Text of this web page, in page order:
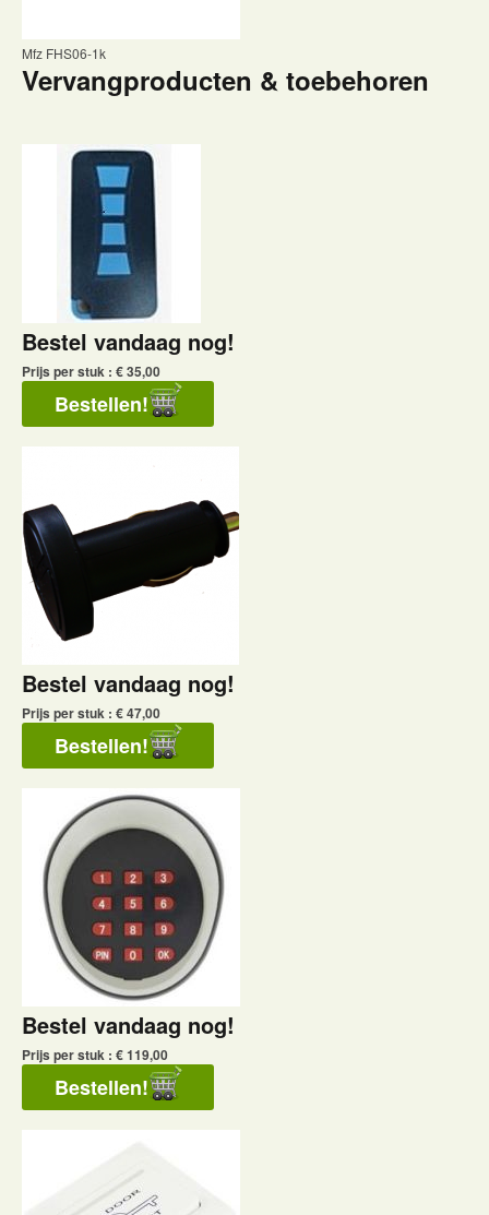
Mfz FHS06-1k
Vervangproducten & toebehoren
Bestel vandaag nog!
Prijs per stuk : € 35,00
Bestel vandaag nog!
Prijs per stuk : € 47,00
Bestel vandaag nog!
Prijs per stuk : € 119,00